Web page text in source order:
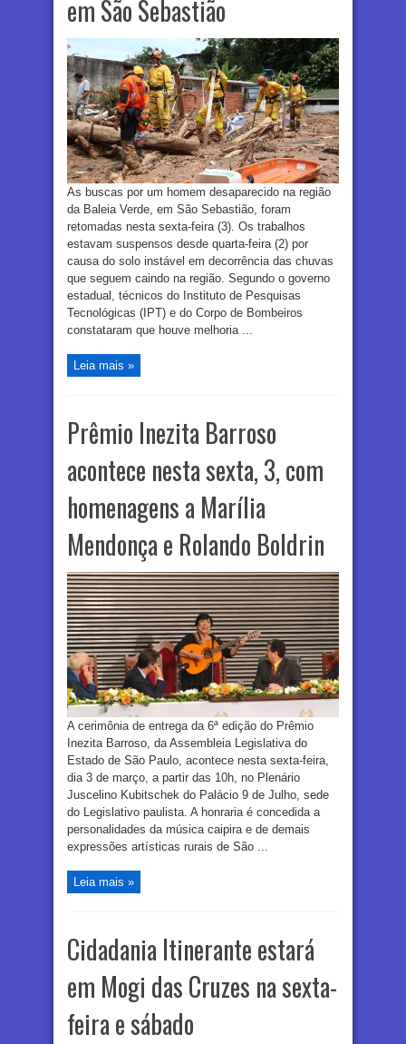
em São Sebastião
As buscas por um homem desaparecido na região
da Baleia Verde, em São Sebastião, foram
retomadas nesta sexta-feira (3). Os trabalhos
estavam suspensos desde quarta-feira (2) por
causa do solo instável em decorrência das chuvas
que seguem caindo na região. Segundo o governo
estadual, técnicos do Instituto de Pesquisas
Tecnológicas (IPT) e do Corpo de Bombeiros
constataram que houve melhoria ...
Leia mais »
Prêmio Inezita Barroso
acontece nesta sexta, 3, com
homenagens a Marília
Mendonça e Rolando Boldrin
A cerimônia de entrega da 6ª edição do Prêmio
Inezita Barroso, da Assembleia Legislativa do
Estado de São Paulo, acontece nesta sexta-feira,
dia 3 de março, a partir das 10h, no Plenário
Juscelino Kubitschek do Palácio 9 de Julho, sede
do Legislativo paulista. A honraria é concedida a
personalidades da música caipira e de demais
expressões artísticas rurais de São ...
Leia mais »
Cidadania Itinerante estará
em Mogi das Cruzes na sexta-
feira e sábado